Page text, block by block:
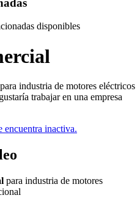
disponibles
industria de motores eléctricos
trabajar en una empresa
encuentra inactiva.
para industria de motores